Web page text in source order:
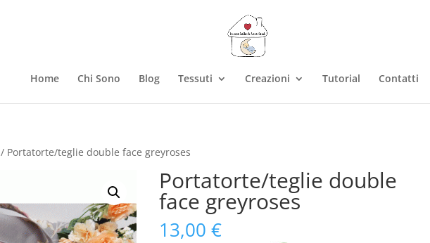
Home Chi Sono Blog Tessuti Creazioni Tutorial Contatti
/ Portatorte/teglie double face greyroses
Portatorte/teglie double
face greyroses
13,00€